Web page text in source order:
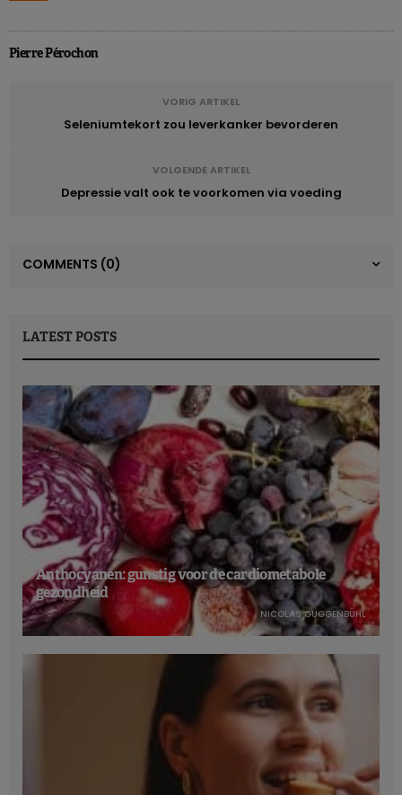
Pierre Pérochon
VORIG ARTIKEL
Seleniumtekort zou leverkanker bevorderen
VOLGENDE ARTIKEL
Depressie valt ook te voorkomen via voeding
COMMENTS (0)
LATEST POSTS
Anthocyanen: gunstig voor de cardiometabole
gezondheid
NICOLAS GUGGENBÜHL